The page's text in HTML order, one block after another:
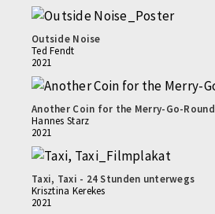
Outside Noise
Ted Fendt
2021
Another Coin for the Merry-Go-Round
Hannes Starz
2021
Taxi, Taxi - 24 Stunden unterwegs
Krisztina Kerekes
2021